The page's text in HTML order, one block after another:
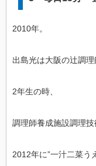
2010年。
出島光は大阪の辻調理
2年生の時、
調理師養成施設調理技
2012年に”一汁二菜う